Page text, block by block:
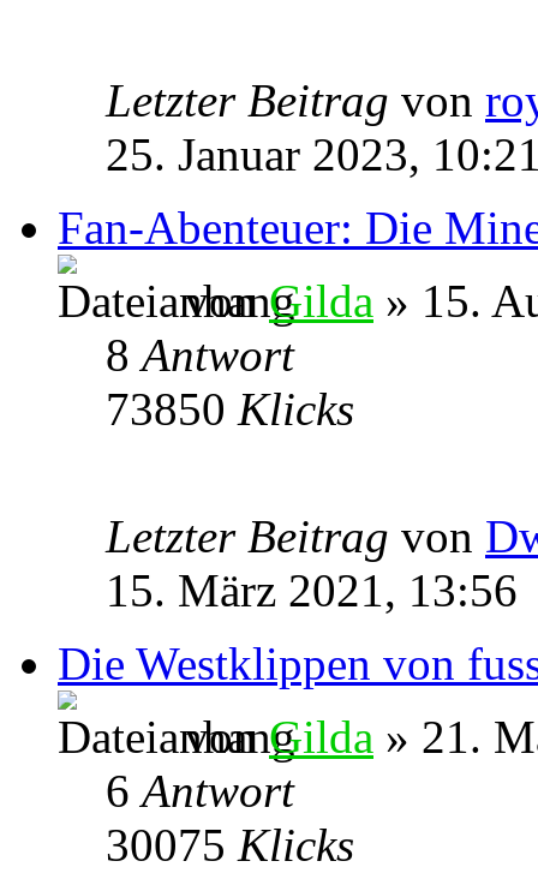
Letzter Beitrag von
25. Januar 2023,
Fan-Abenteuer: Die
vonGilda » 15.
8Antwort
73850 Klicks
Letzter Beitrag von
15. März 2021, 13:56
Die Westklippen von
vonGilda » 21.
6Antwort
30075 Klicks